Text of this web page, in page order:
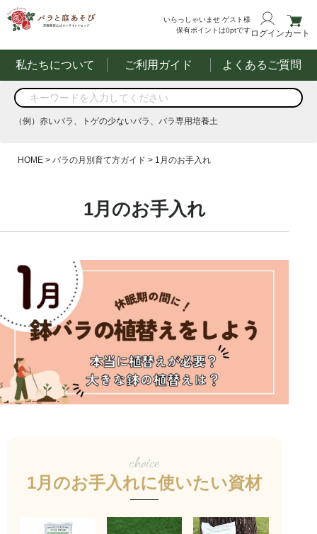
いらっしゃいませ ゲスト様
保有ポイントは0ptですログインカート
私たちについて ご利用ガイド よくあるご質問
商品を検索
（例）赤いバラ、トゲの少ないバラ、バラ専用培養土
HOME バラの月別育て方ガイド 1月のお手入れ
1月のお手入れ
choice
1月のお手入れに使いたい資材